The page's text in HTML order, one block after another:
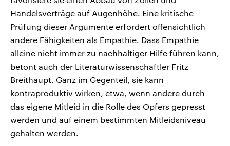
Handelsverträge auf Augenhöhe. Eine kritische
Prüfung dieser Argumente erfordert offensichtlich
andere Fähigkeiten als Empathie. Dass Empathie
alleine nicht immer zu nachhaltiger Hilfe führen kann,
betont auch der Literaturwissenschaftler Fritz
Breithaupt. Ganz im Gegenteil, sie kann
kontraproduktiv wirken, etwa, wenn andere durch
das eigene Mitleid in die Rolle des Opfers gepresst
werden und auf einem bestimmten Mitleidsniveau
gehalten werden.